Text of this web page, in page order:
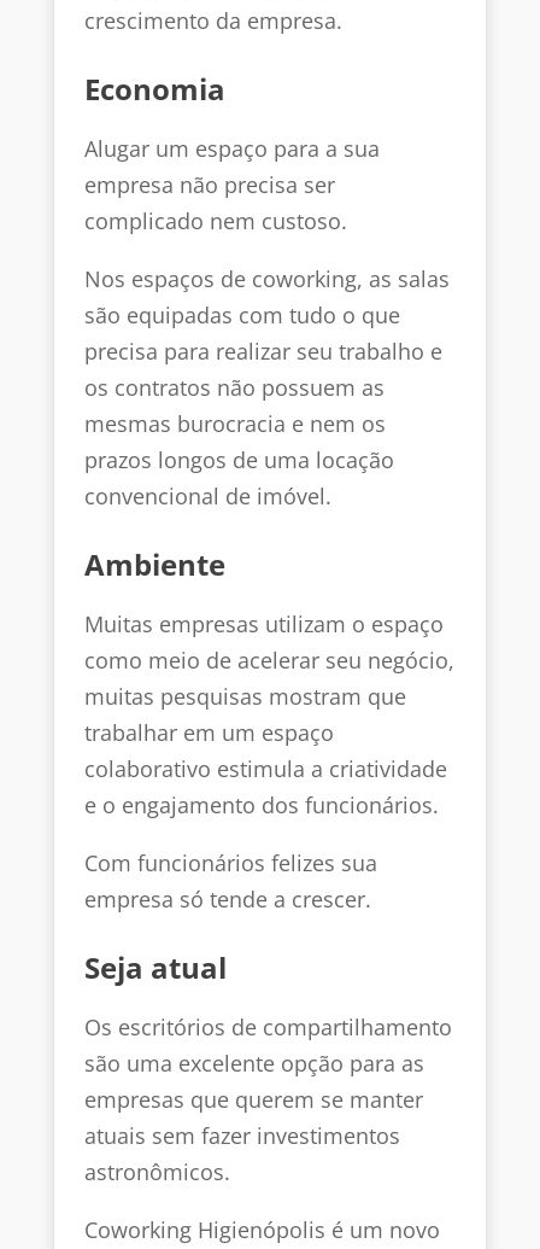
crescimento da empresa.
Economia
Alugar um espaço para a sua
empresa não precisa ser
complicado nem custoso.
Nos espaços de coworking, as salas
são equipadas com tudo o que
precisa para realizar seu trabalho e
os contratos não possuem as
mesmas burocracia e nem os
prazos longos de uma locação
convencional de imóvel.
Ambiente
Muitas empresas utilizam o espaço
como meio de acelerar seu negócio,
muitas pesquisas mostram que
trabalhar em um espaço
colaborativo estimula a criatividade
e o engajamento dos funcionários.
Com funcionários felizes sua
empresa só tende a crescer.
Seja atual
Os escritórios de compartilhamento
são uma excelente opção para as
empresas que querem se manter
atuais sem fazer investimentos
astronômicos.
Coworking Higienópolis é um novo